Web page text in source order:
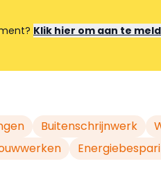
Klik hier om aan te
Buitenschrijnwerk